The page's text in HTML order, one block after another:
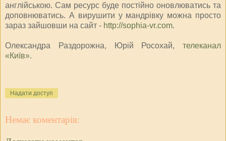
англійською. Сам ресурс буде постійно оновлюватись та
доповнюватись. А вирушити у мандрівку можна просто
зараз зайшовши на сайт - http://sophia-vr.com.
Олександра Раздорожна, Юрій Росохай, телеканал
«Київ».
Надати доступ
Немає коментарів: